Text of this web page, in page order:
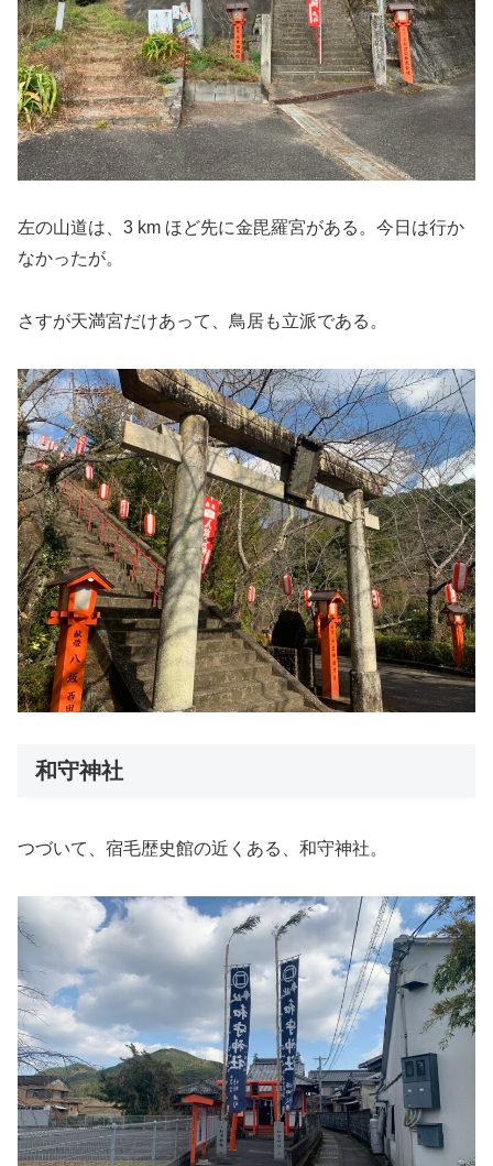
左の山道は、3 km ほど先に金毘羅宮がある。今日は行か
なかったが。
さすが天満宮だけあって、鳥居も立派である。
和守神社
つづいて、宿毛歴史館の近くある、和守神社。